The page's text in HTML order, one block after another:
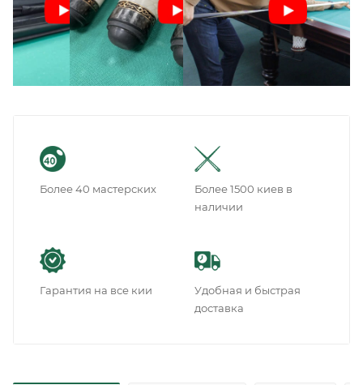
Более 40 мастерских
Более 1500 киев в
наличии
Гарантия на все кии
Удобная и быстрая
доставка